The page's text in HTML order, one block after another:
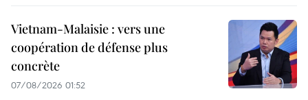
Vietnam-Malaisie : vers une
coopération de défense plus
concrète
07/08/2026 01:52